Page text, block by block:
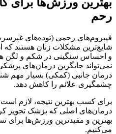
رحم
فیبروم‌های رحمی (توده‌های
شایع‌ترین مشکلات زنان هستند که
و احساس سنگینی در شکم و لگن
نمی‌تواند جایگزین درمان‌های
درمان جانبی (کمکی) بسیار مهم
چشمگیری علائم را کاهش دهد.
برای کسب بهترین نتیجه، لازم است
درمان‌های اصلی که پزشک تجویز
بهترین و مفیدترین ورزش‌ها برای
می‌کنیم.